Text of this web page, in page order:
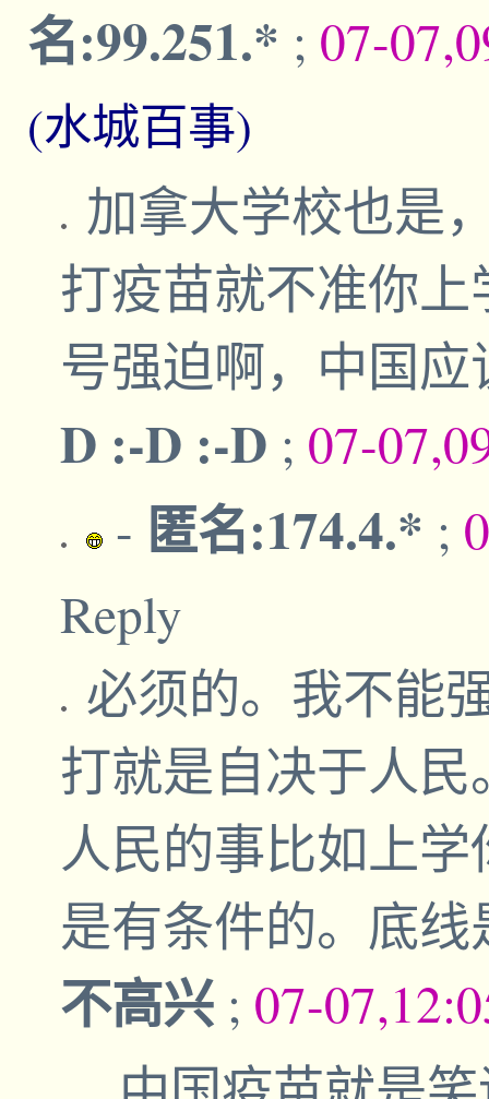
名:99.251.* ; 07-
(水城百事)
加拿大学校也是
打疫苗就不准你
号强迫啊，中国
D :-D :-D ; 07-
- 匿名:174.4.* ;
Reply
必须的。我不能
打就是自决于人
人民的事比如上
是有条件的。底
不高兴 ; 07-